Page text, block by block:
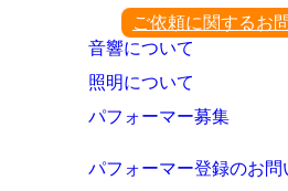
ご依頼に関するお
音響について
照明について
パフォーマー募集
パフォーマー登録のお問